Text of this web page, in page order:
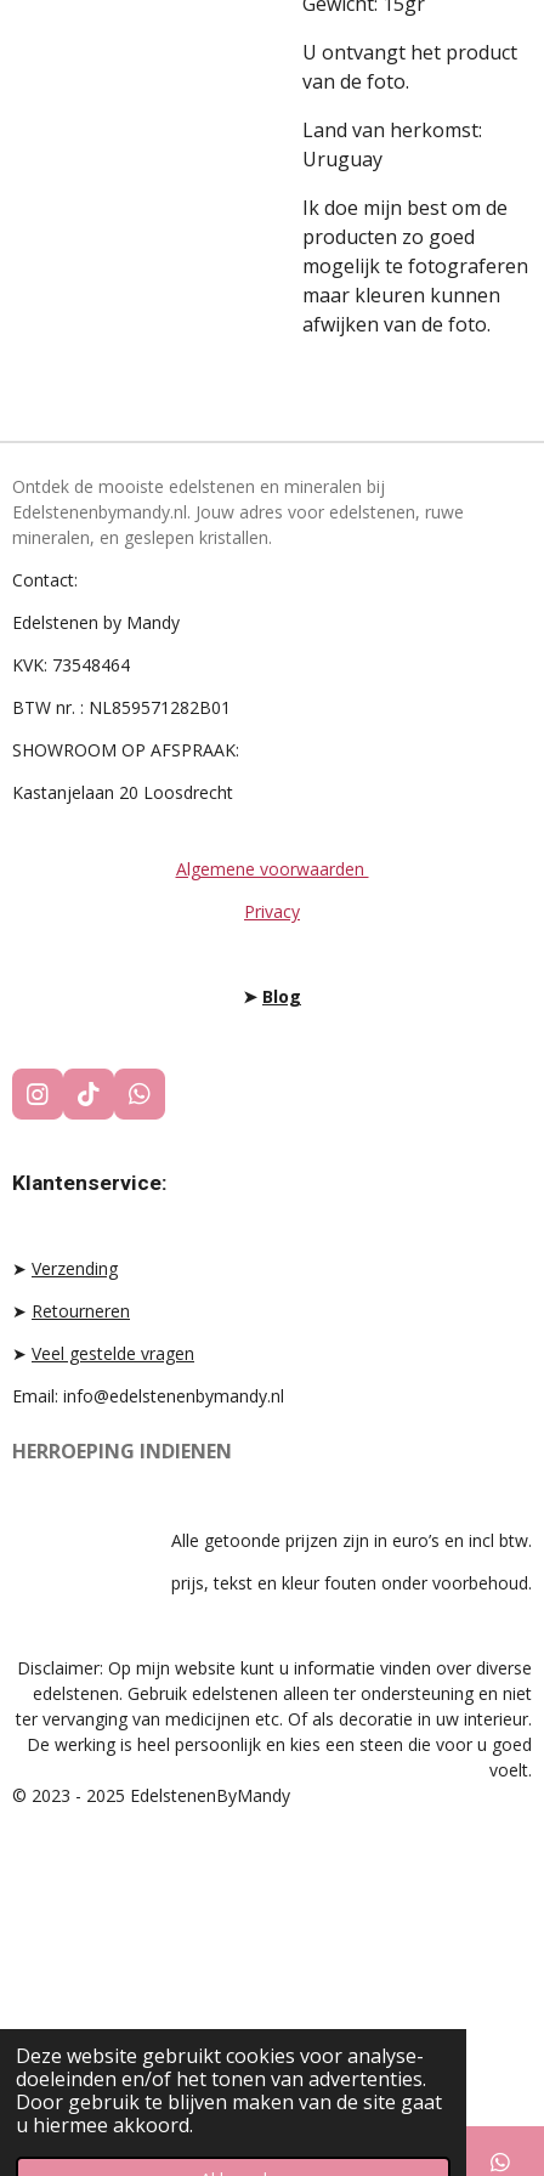
Deze website gebruikt cookies voor analyse-
doeleinden en/of het tonen van advertenties.
Door gebruik te blijven maken van de site gaat
u hiermee akkoord.
U ontvangt het product
van de foto.
Land van herkomst:
Uruguay
Ik doe mijn best om de
producten zo goed
mogelijk te fotograferen
maar kleuren kunnen
afwijken van de foto.
Ontdek de mooiste edelstenen en mineralen bij
Edelstenenbymandy.nl. Jouw adres voor edelstenen, ruwe
mineralen, en geslepen kristallen.
Contact:
Edelstenen by Mandy
KVK: 73548464
BTW nr. : NL859571282B01
SHOWROOM OP AFSPRAAK:
Kastanjelaan 20 Loosdrecht
Algemene voorwaarden
Privacy
➤ Blog
I
N
T
A
A
T
I
T
O
W
H
T
S
Klantenservice:
➤ Verzending
➤ Retourneren
➤ Veel gestelde vragen
Email: info@edelstenenbymandy.nl
HERROEPING INDIENEN
Alle getoonde prijzen zijn in euro’s en incl btw.
prijs, tekst en kleur fouten onder voorbehoud.
Disclaimer: Op mijn website kunt u informatie vinden over diverse
edelstenen. Gebruik edelstenen alleen ter ondersteuning en niet
ter vervanging van medicijnen etc. Of als decoratie in uw interieur.
De werking is heel persoonlijk en kies een steen die voor u goed
voelt.
© 2023 - 2025 EdelstenenByMandy